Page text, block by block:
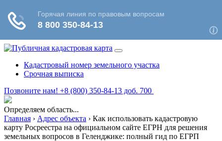
Кадастровый номер земельного участка
Срочная выписка
Позвоните нам! +8 (800) 350-84-13 доб. 700
Определяем область...
Главная › Адрес объекта › Как использовать кадастровую
карту Росреестра на официальном сайте ЕГРН для решения
земельных вопросов в Геленджике: полный гид по ЕГРП